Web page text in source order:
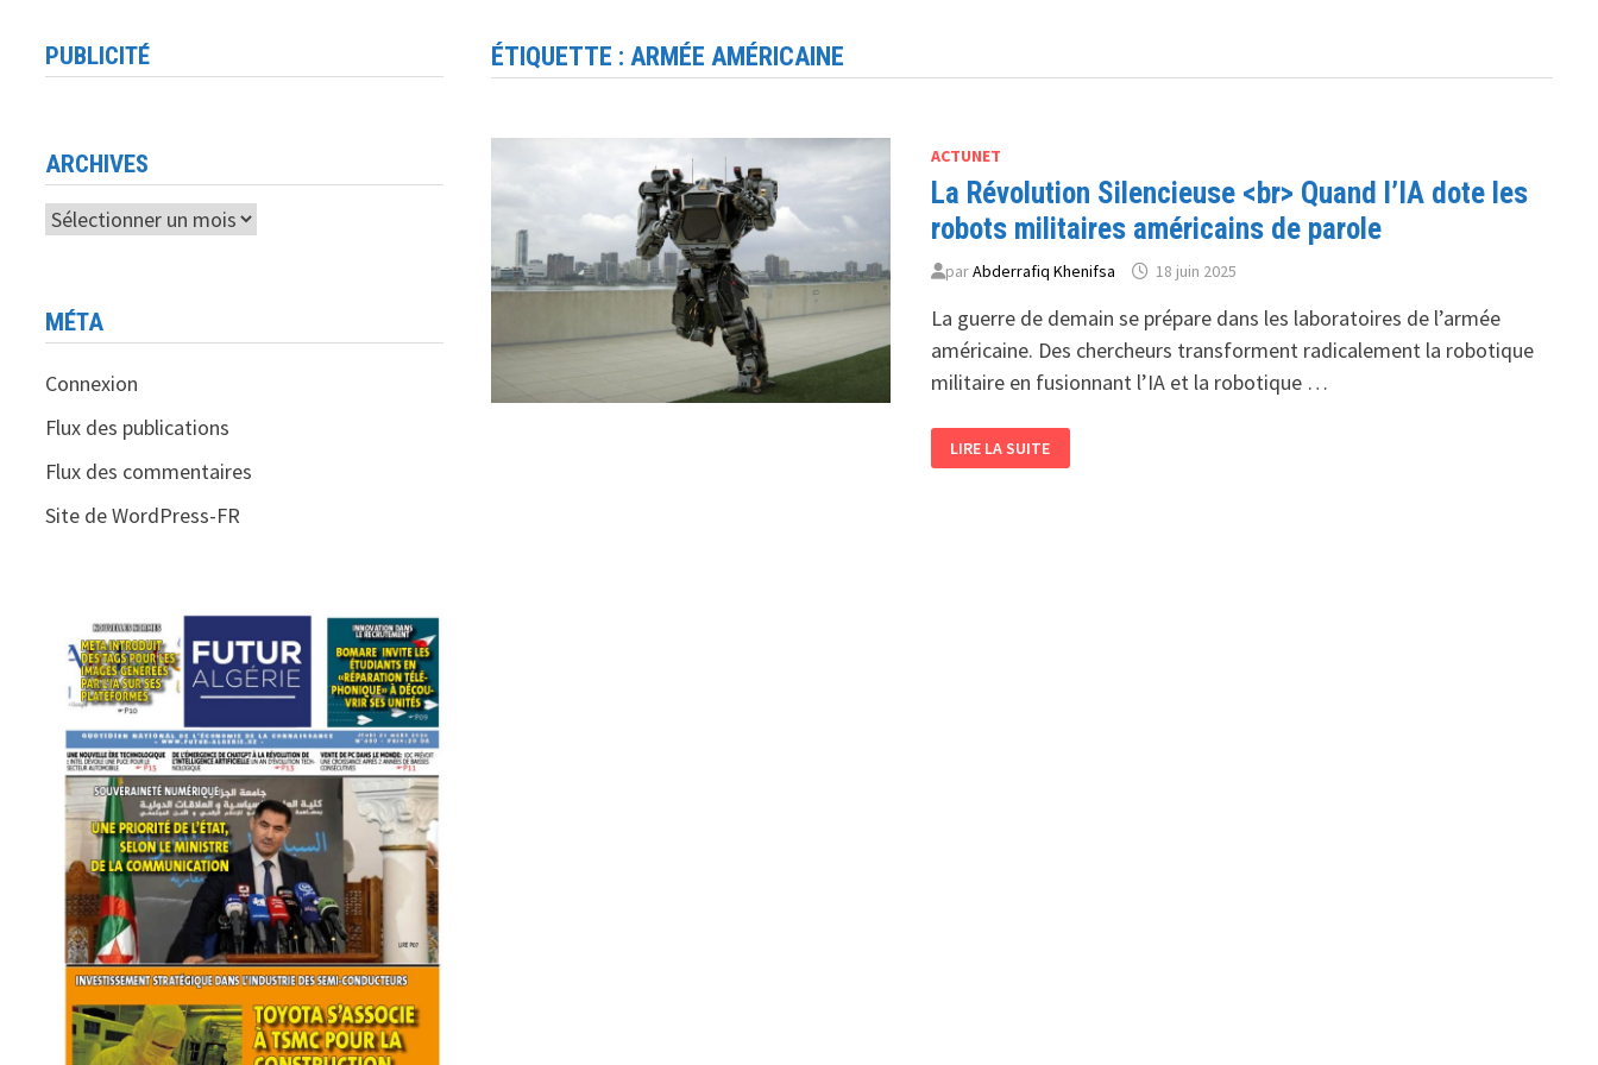
ÉTIQUETTE :ARMÉE AMÉRICAINE
ACTUNET
La Révolution Silencieuse <br> Quand l’IA dote les
robots militaires américains de parole
parAbderrafiq Khenifsa 18 juin 2025
La guerre de demain se prépare dans les laboratoires de l’armée
américaine. Des chercheurs transforment radicalement la robotique
militaire en fusionnant l’IA et la robotique …
RÉVOLUTION
SILENCIEUSE
LIRE LA SUITE
PUBLICITÉ
ARCHIVES
Archives
MÉTA
Connexion
Flux des publications
Flux des commentaires
Site de WordPress-FR